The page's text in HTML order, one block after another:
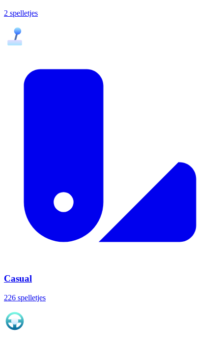
2 spelletjes
Casual
226 spelletjes